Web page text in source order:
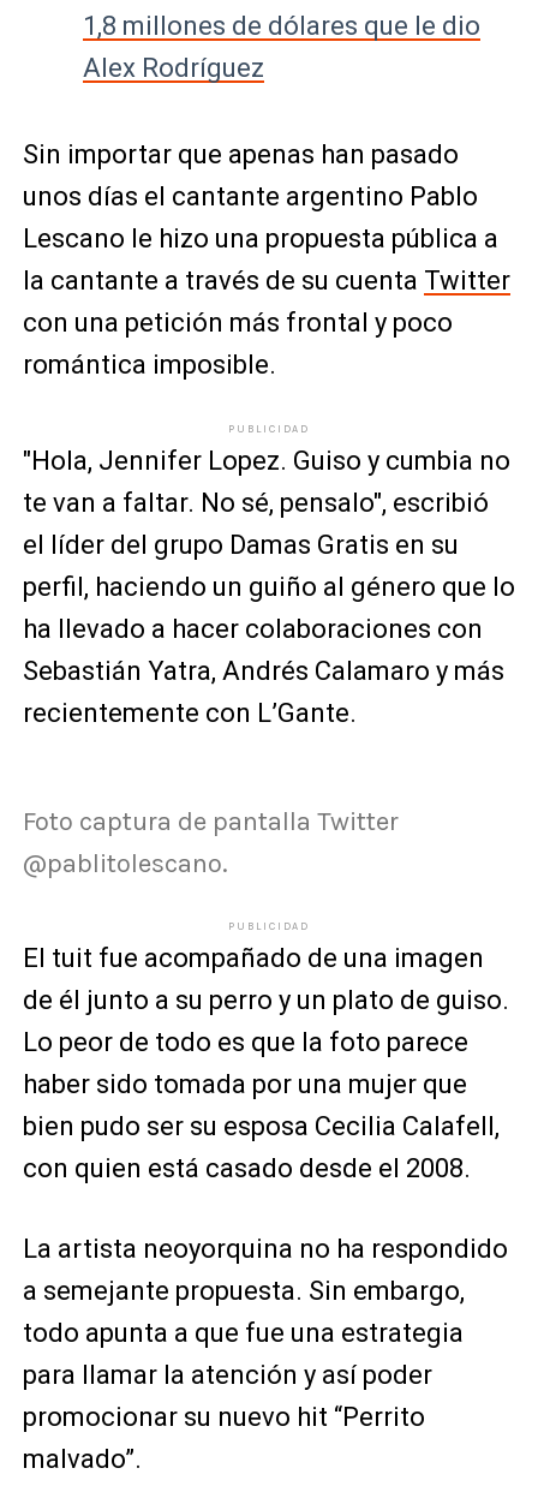
1,8 millones de dólares que le dio
Alex Rodríguez
Sin importar que apenas han pasado
unos días el cantante argentino Pablo
Lescano le hizo una propuesta pública a
la cantante a través de su cuenta Twitter
con una petición más frontal y poco
romántica imposible.
PUBLICIDAD
"Hola, Jennifer Lopez. Guiso y cumbia no
te van a faltar. No sé, pensalo", escribió
el líder del grupo Damas Gratis en su
perfil, haciendo un guiño al género que lo
ha llevado a hacer colaboraciones con
Sebastián Yatra, Andrés Calamaro y más
recientemente con L’Gante.
Foto captura de pantalla Twitter
@pablitolescano.
PUBLICIDAD
El tuit fue acompañado de una imagen
de él junto a su perro y un plato de guiso.
Lo peor de todo es que la foto parece
haber sido tomada por una mujer que
bien pudo ser su esposa Cecilia Calafell,
con quien está casado desde el 2008.
La artista neoyorquina no ha respondido
a semejante propuesta. Sin embargo,
todo apunta a que fue una estrategia
para llamar la atención y así poder
promocionar su nuevo hit “Perrito
malvado”.